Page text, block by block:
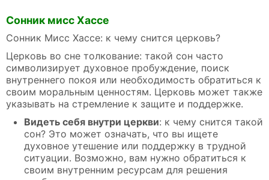
Сонник мисс Хассе
Сонник Мисс Хассе: к чему снится церковь?
Церковь во сне толкование: такой сон часто
символизирует духовное пробуждение, поиск
внутреннего покоя или необходимость обратиться к
своим моральным ценностям. Церковь может также
указывать на стремление к защите и поддержке.
Видеть себя внутри церкви: к чему снится такой
сон? Это может означать, что вы ищете
духовное утешение или поддержку в трудной
ситуации. Возможно, вам нужно обратиться к
своим внутренним ресурсам для решения